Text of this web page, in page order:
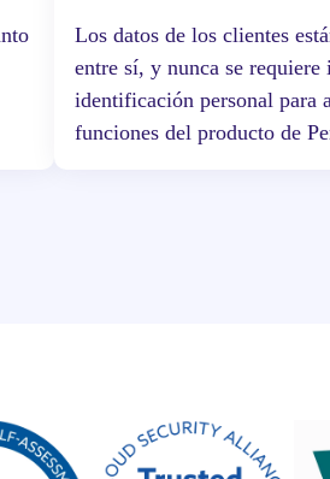
Los datos de los clientes
entre sí, y nunca se
identificación personal para
funciones del producto de